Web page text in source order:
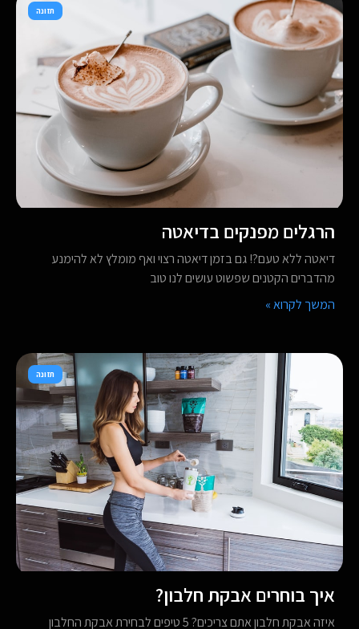
הרגלים מפנקים בדיאטה
דיאטה ללא טעם?! גם בזמן דיאטה רצוי ואף מומלץ לא להימנע
מהדברים הקטנים שפשוט עושים לנו טוב
המשך לקרוא »
תזונה
איך בוחרים אבקת חלבון?
איזה אבקת חלבון אתם צריכים? 5 טיפים לבחירת אבקת החלבון
תזונה